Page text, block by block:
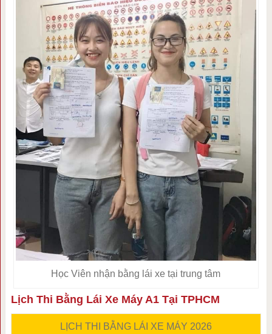
Học Viên nhận bằng lái xe tại trung tâm
Lịch Thi Bằng Lái Xe Máy A1 Tại TPHCM
LỊCH THI BẰNG LÁI XE MÁY 2026